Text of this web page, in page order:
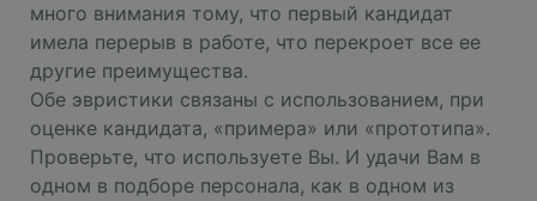
много внимания тому, что первый кандидат
имела перерыв в работе, что перекроет все ее
другие преимущества.
Обе эвристики связаны с использованием, при
оценке кандидата, «примера» или «прототипа».
Проверьте, что используете Вы. И удачи Вам в
одном в подборе персонала, как в одном из